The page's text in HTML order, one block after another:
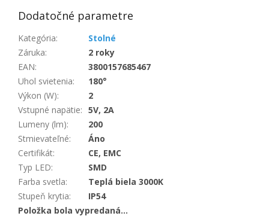
Dodatočné parametre
Kategória:
Stolné
Záruka:
2 roky
EAN:
3800157685467
Uhol svietenia:
180°
Výkon (W):
2
Vstupné napätie: 5V, 2A
Lumeny (lm):
200
Stmievateľné:
Áno
Certifikát:
CE, EMC
Typ LED:
SMD
Farba svetla:
Teplá biela 3000K
Stupeň krytia:
IP54
Položka bola vypredaná…